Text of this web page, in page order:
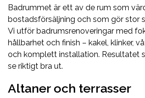
Badrummet är ett av de rum som
bostadsförsäljning och som gör stor
Vi utför badrumsrenoveringar med
hållbarhet och finish – kakel, klinker,
och komplett installation. Resultatet
se riktigt bra ut.
Altaner och terrasser